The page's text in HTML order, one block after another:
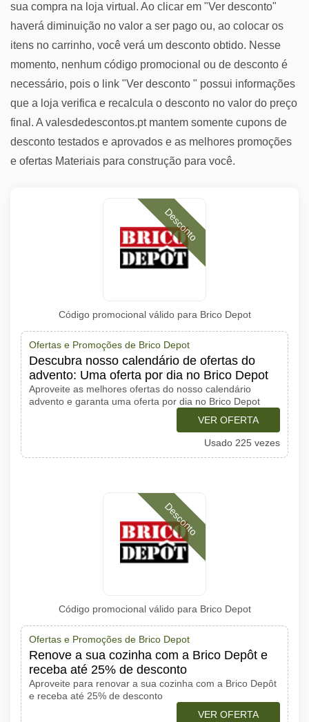
sua compra na loja virtual. Ao clicar em "Ver desconto"
haverá diminuição no valor a ser pago ou, ao colocar os
itens no carrinho, você verá um desconto obtido. Nesse
momento, nenhum código promocional ou de desconto é
necessário, pois o link "Ver desconto " possui informações
que a loja verifica e recalcula o desconto no valor do preço
final. A valesdedescontos.pt mantem somente cupons de
desconto testados e aprovados e as melhores promoções
e ofertas Materiais para construção para você.
Desconto
Código promocional válido para Brico Depot
Ofertas e Promoções de Brico Depot
Descubra nosso calendário de ofertas do
advento: Uma oferta por dia no Brico Depot
Aproveite as melhores ofertas do nosso calendário
advento e garanta uma oferta por dia no Brico Depot
VER OFERTA
Usado 225 vezes
Desconto
Código promocional válido para Brico Depot
Ofertas e Promoções de Brico Depot
Renove a sua cozinha com a Brico Depôt e
receba até 25% de desconto
Aproveite para renovar a sua cozinha com a Brico Depôt
e receba até 25% de desconto
VER OFERTA